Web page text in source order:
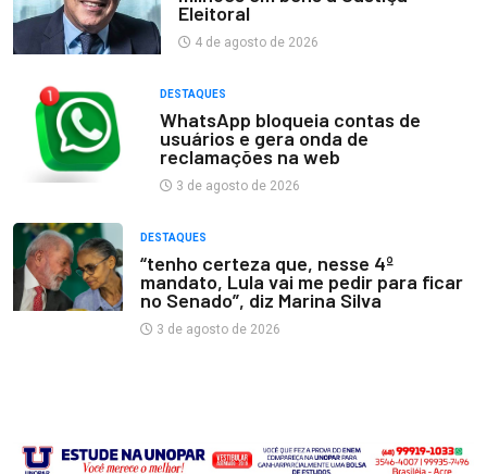
Eleitoral
4 de agosto de 2026
DESTAQUES
WhatsApp bloqueia contas de
usuários e gera onda de
reclamações na web
3 de agosto de 2026
DESTAQUES
“tenho certeza que, nesse 4º
mandato, Lula vai me pedir para ficar
no Senado”, diz Marina Silva
3 de agosto de 2026